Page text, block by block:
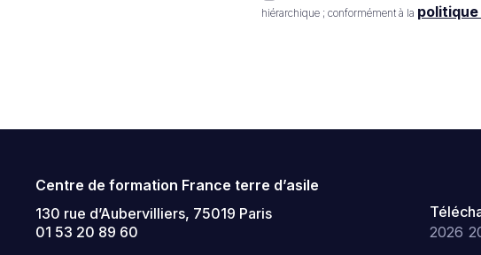
hiérarchique ; conformément à la
Centre de formation France terre d’asile
130 rue d’Aubervilliers, 75019 Paris
01 53 20 89 60
2026